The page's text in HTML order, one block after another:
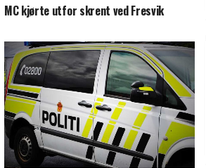
MC kjørte utfor skrent ved Fresvik